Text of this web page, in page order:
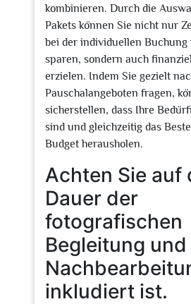
kombinieren. Durch die
Pakets können Sie nicht nur
bei der individuellen Buchung
sparen, sondern auch
erzielen. Indem Sie gezielt
Pauschalangeboten fragen,
sicherstellen, dass Ihre
sind und gleichzeitig das
Budget herausholen.
Achten Sie auf
Dauer der
fotografischen
Begleitung
inkludiert ist.